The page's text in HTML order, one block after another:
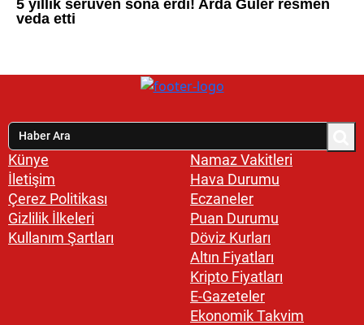
Künye
İletişim
Çerez Politikası
Gizlilik İlkeleri
Kullanım Şartları
Namaz Vakitleri
Hava Durumu
Eczaneler
Puan Durumu
Döviz Kurları
Altın Fiyatları
Kripto Fiyatları
E-Gazeteler
Ekonomik Takvim